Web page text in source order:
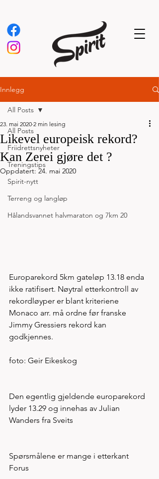
Innlegg
All Posts
Friidrettsnyheter
Treningstips
Spirit-nytt
Terreng og langløp
Hålandsvannet halvmaraton og 7km 20
All Posts
Likevel europeisk rekord?
Kan Zerei gjøre det ?
23. mai 2020 2 min lesing
Oppdatert: 24. mai 2020
Europarekord 5km gateløp 13.18 enda
ikke ratifisert. Nøytral etterkontroll av
rekordløyper er blant kriteriene
Monaco arr. må ordne før franske
Jimmy Gressiers rekord kan
godkjennes.
foto: Geir Eikeskog
Den egentlig gjeldende europarekord
lyder 13.29 og innehas av Julian
Wanders fra Sveits
Spørsmålene er mange i etterkant
Forus